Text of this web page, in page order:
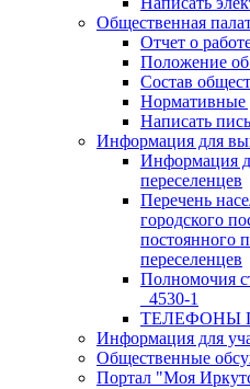
Общественная
Отчет о
Положение об
Состав
Нормативные
Написать
Информация для
Информация
переселенцев
Перечень
городского
постоянного
переселенцев
Полномочия
_4530-1
ТЕЛЕФОНЫ
Информация для
Общественные
Портал "Моя